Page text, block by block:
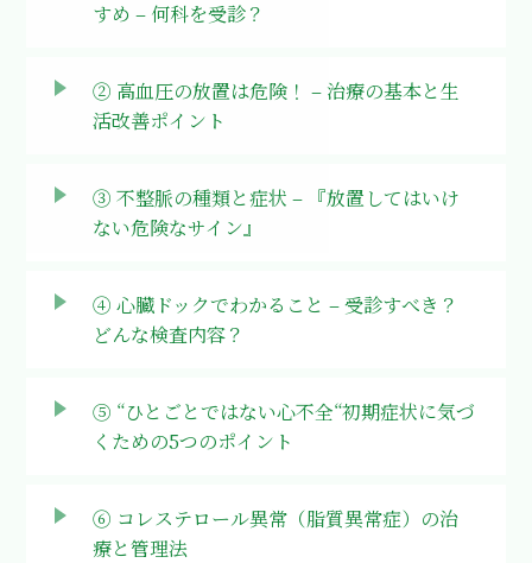
すめ – 何科を受診？
② 高血圧の放置は危険！ – 治療の基本と生
活改善ポイント
③ 不整脈の種類と症状 – 『放置してはいけ
ない危険なサイン』
④ 心臓ドックでわかること – 受診すべき？
どんな検査内容？
⑤ “ひとごとではない心不全“初期症状に気づ
くための5つのポイント
⑥ コレステロール異常（脂質異常症）の治
療と管理法